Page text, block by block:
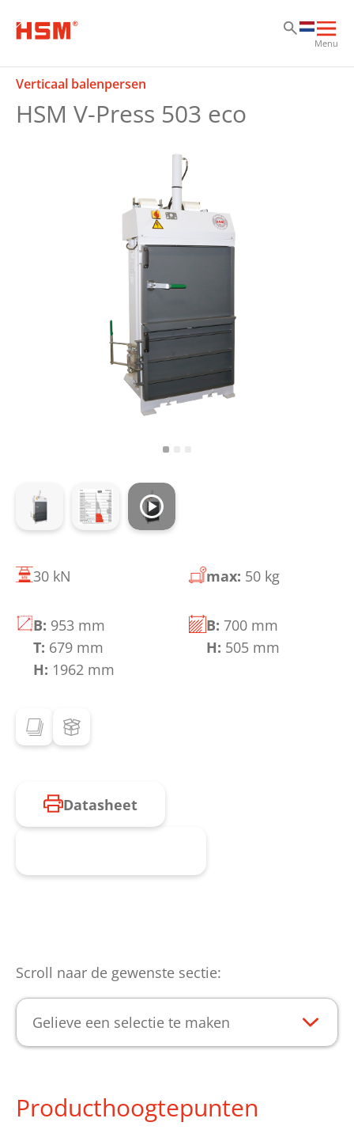
Menu
Verticaal balenpersen
HSM V-Press 503 eco
30 kN max: 50 kg
B: 953 mm
T: 679 mm
H: 1962 mm
B: 700 mm
H: 505 mm
Datasheet
Scroll naar de gewenste sectie:
Gelieve een selectie te maken
Producthoogtepunten